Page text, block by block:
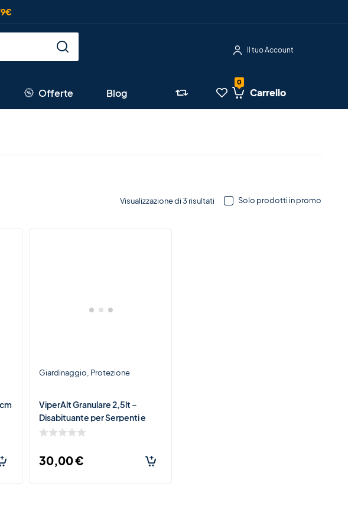
Il tuo Account
Offerte Blog Carrello
Solo prodotti in promo
Visualizzazione di 3 risultati
Giardinaggio Protezione
ViperAlt Granulare 2,5lt –
Disabituante per Serpenti e
Rettili
30,00€